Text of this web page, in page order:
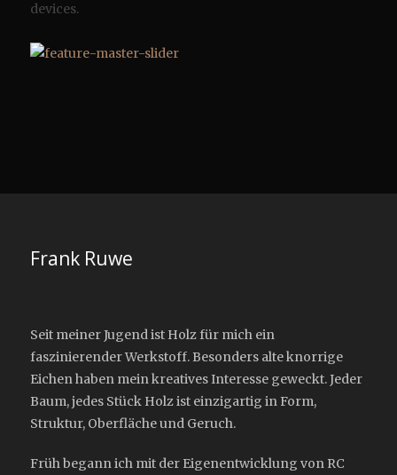
devices.
Frank Ruwe
Seit meiner Jugend ist Holz für mich ein
faszinierender Werkstoff. Besonders alte knorrige
Eichen haben mein kreatives Interesse geweckt. Jeder
Baum, jedes Stück Holz ist einzigartig in Form,
Struktur, Oberfläche und Geruch.
Früh begann ich mit der Eigenentwicklung von RC